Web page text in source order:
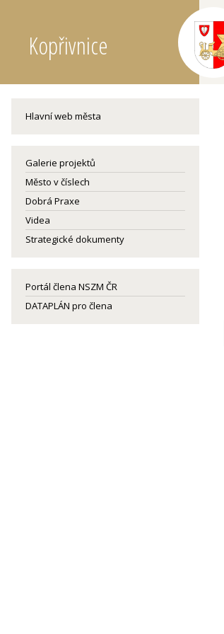
Kopřivnice
Hlavní web města
Galerie projektů
Město v číslech
Dobrá Praxe
Videa
Strategické dokumenty
Portál člena NSZM ČR
DATAPLÁN pro člena